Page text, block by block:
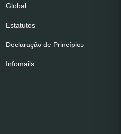
Global
Estatutos
Declaração de Princípios
Infomails